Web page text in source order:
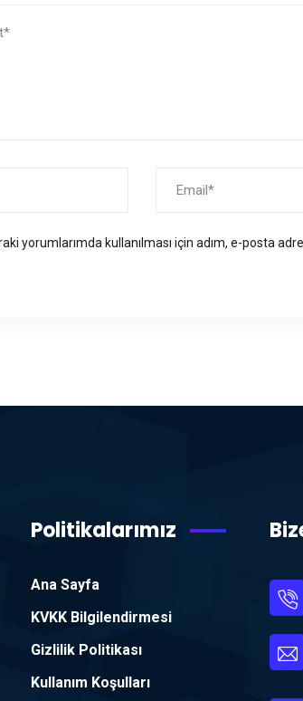
yorumlarımda kullanılması için adım, e-posta
Politikalarımız
Ana Sayfa
KVKK Bilgilendirmesi
Gizlilik Politikası
Kullanım Koşulları